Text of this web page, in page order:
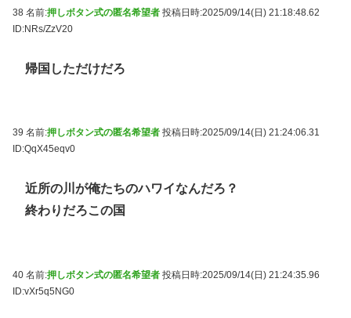
38 名前:押しボタン式の匿名希望者 投稿日時:2025/09/14(日) 21:18:48.62
ID:NRs/ZzV20
帰国しただけだろ
39 名前:押しボタン式の匿名希望者 投稿日時:2025/09/14(日) 21:24:06.31
ID:QqX45eqv0
近所の川が俺たちのハワイなんだろ？
終わりだろこの国
40 名前:押しボタン式の匿名希望者 投稿日時:2025/09/14(日) 21:24:35.96
ID:vXr5q5NG0